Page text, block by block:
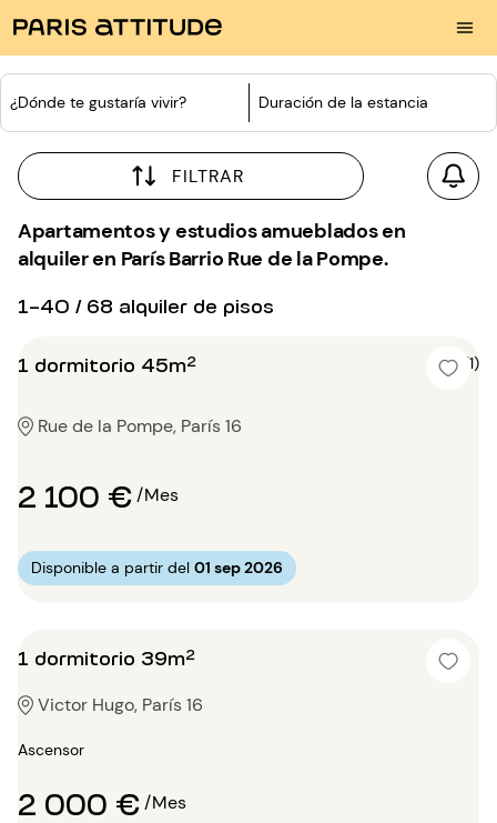
¿Dónde te gustaría vivir? Duración de la estancia
FILTRAR
Apartamentos y estudios amueblados en
alquiler en París Barrio Rue de la Pompe.
1-40 / 68 alquiler de pisos
1 dormitorio 45m² 5 (1)
Rue de la Pompe, París 16
2 100 €/Mes
Disponible a partir del 01 sep 2026
1 dormitorio 39m²
Victor Hugo, París 16
Ascensor
2 000 €/Mes